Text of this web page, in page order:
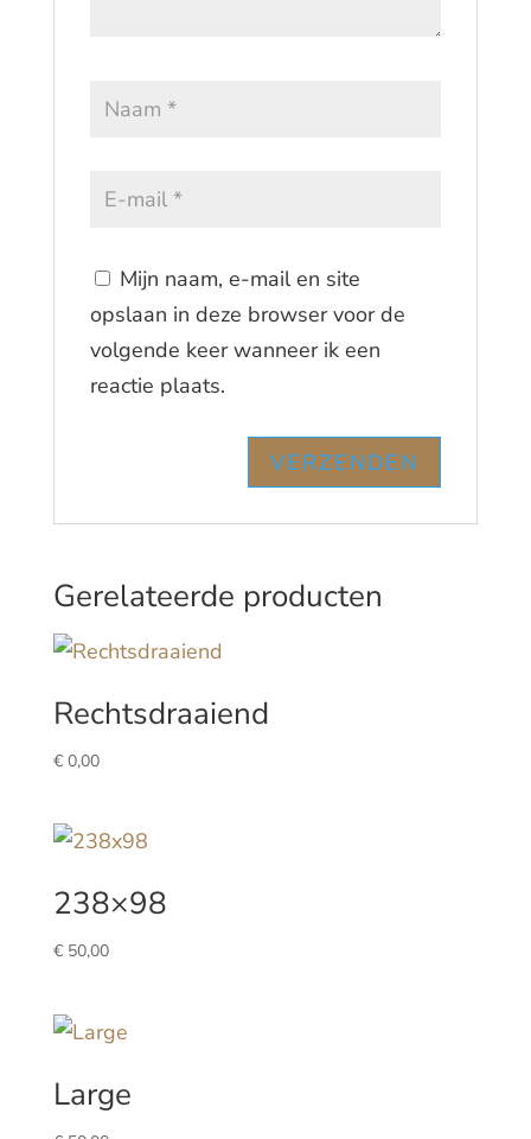
Mijn naam, e-mail en site
opslaan in deze browser voor de
volgende keer wanneer ik een
reactie plaats.
Gerelateerde producten
Rechtsdraaiend
€0,00
238×98
€50,00
Large